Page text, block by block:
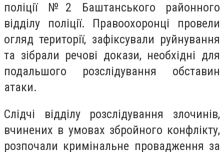
поліції №2 Баштанського районного
відділу поліції. Правоохоронці провели
огляд території, зафіксували руйнування
та зібрали речові докази, необхідні для
подальшого розслідування обставин
атаки.
Слідчі відділу розслідування злочинів,
вчинених в умовах збройного конфлікту,
розпочали кримінальне провадження за